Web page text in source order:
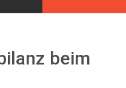
beim